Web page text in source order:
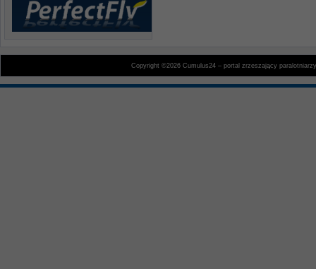
Copyright ©2026 Cumulus24 – portal zrzeszający